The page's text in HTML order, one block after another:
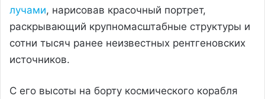
лучами, нарисовав красочный портрет,
раскрывающий крупномасштабные структуры и
сотни тысяч ранее неизвестных рентгеновских
источников.
С его высоты на борту космического корабля